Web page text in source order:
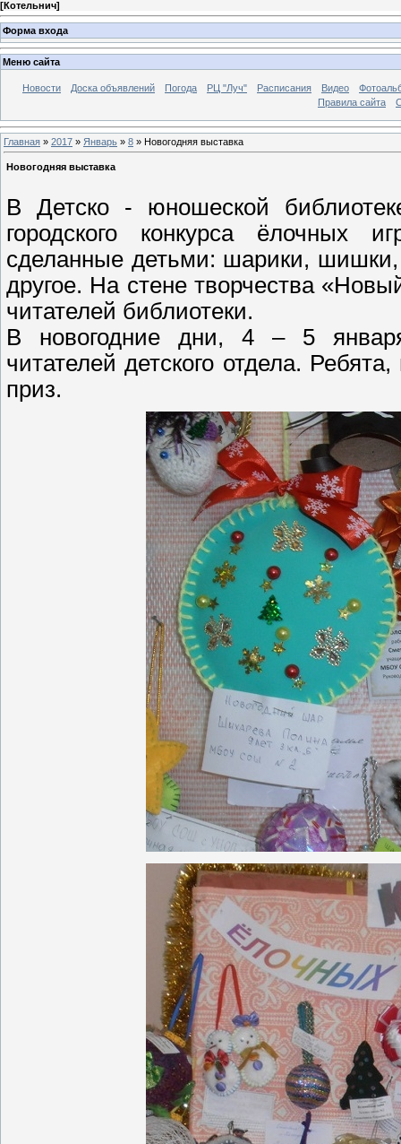
[Котельнич]
Форма входа
Меню сайта
Новости Доска объявлений Погода РЦ "Луч" Расписания Видео
Правила сайта
Главная » 2017 » Январь » 8 » Новогодняя выставка
Новогодняя выставка
В Детско - юношеской
городского конкурса ёлочных
сделанные детьми: шарики, шишки,
другое. На стене творчества
читателей библиотеки.
В новогодние дни, 4 – 5
читателей детского отдела.
приз.